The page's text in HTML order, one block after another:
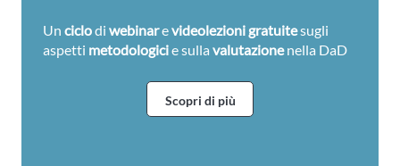
Un ciclodi webinarevideolezioni gratuitesugli
aspetti metodologicie sulla valutazionenella DaD
Scopri di più